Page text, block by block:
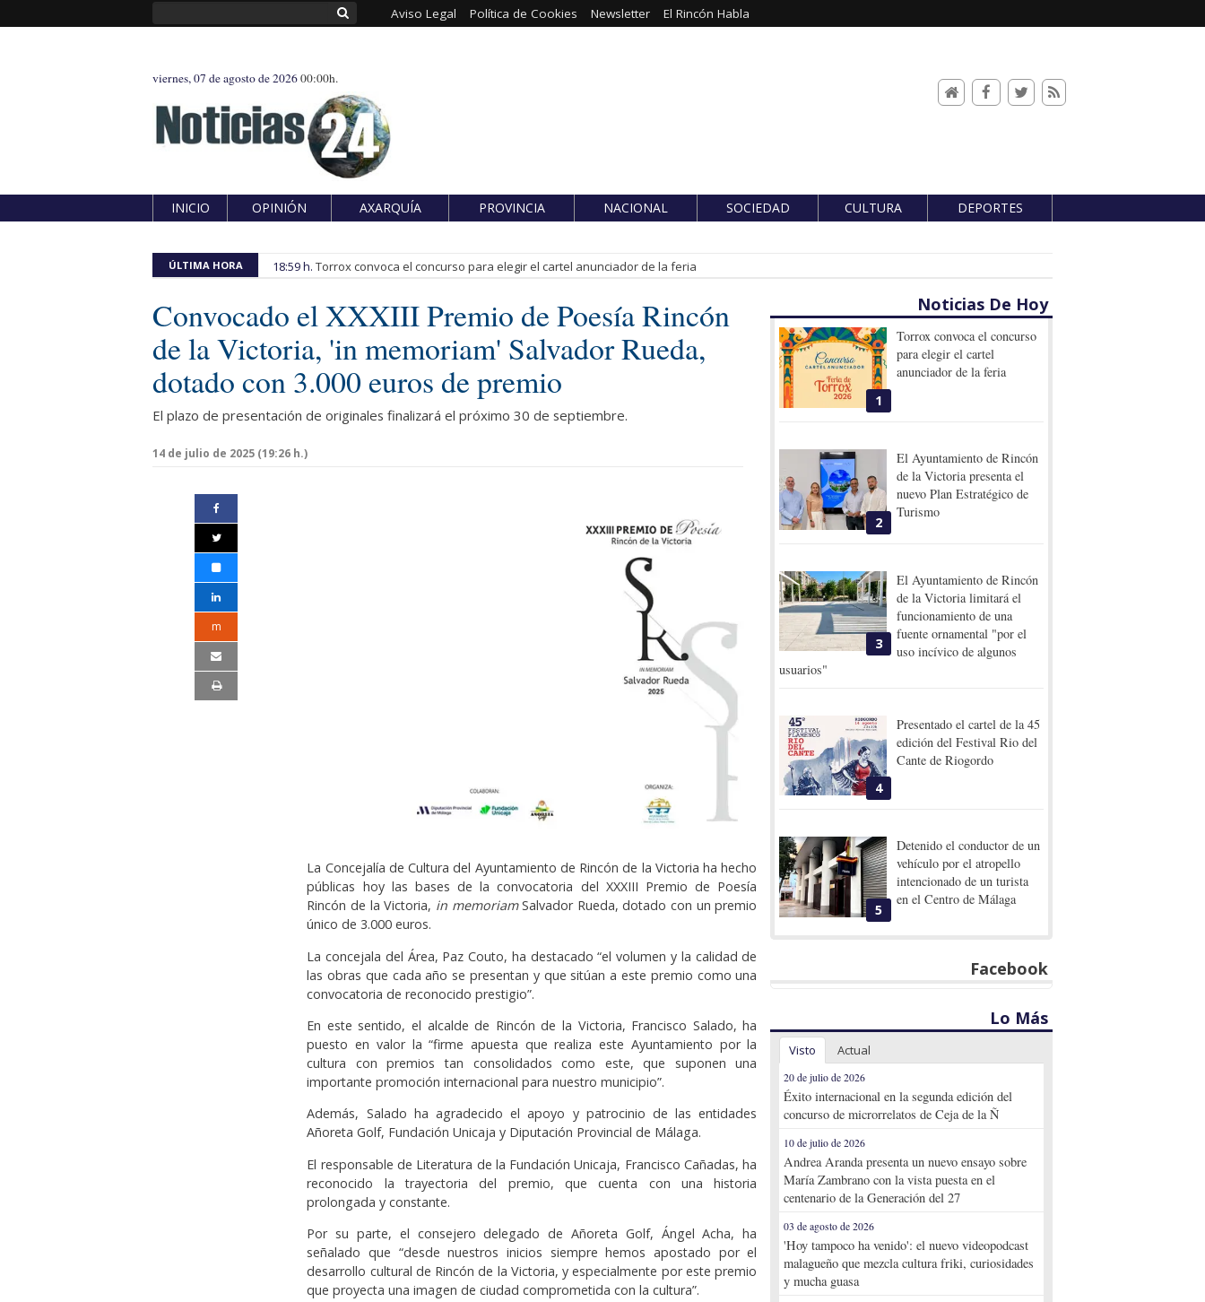
Aviso Legal Política de Cookies Newsletter El Rincón Habla
viernes, 07 de agosto de 202600:00h.
INICIO OPINIÓN AXARQUÍA PROVINCIA NACIONAL SOCIEDAD CULTURA DEPORTES
ÚLTIMA HORA 18:59 h. Torrox convoca el concurso para elegir el cartel anunciador de la feria
Convocado el XXXIII Premio de Poesía Rincón
de la Victoria, 'in memoriam' Salvador Rueda,
dotado con 3.000 euros de premio
El plazo de presentación de originales finalizará el próximo 30 de septiembre.
14 de julio de 2025 (19:26 h.)
m
La Concejalía de Cultura del Ayuntamiento de Rincón de la Victoria ha hecho
públicas hoy las bases de la convocatoria del XXXIII Premio de Poesía
Rincón de la Victoria, in memoriamSalvador Rueda, dotado con un premio
único de 3.000 euros.
La concejala del Área, Paz Couto, ha destacado “el volumen y la calidad de
las obras que cada año se presentan y que sitúan a este premio como una
convocatoria de reconocido prestigio”.
En este sentido, el alcalde de Rincón de la Victoria, Francisco Salado, ha
puesto en valor la “firme apuesta que realiza este Ayuntamiento por la
cultura con premios tan consolidados como este, que suponen una
importante promoción internacional para nuestro municipio”.
Además, Salado ha agradecido el apoyo y patrocinio de las entidades
Añoreta Golf, Fundación Unicaja y Diputación Provincial de Málaga.
El responsable de Literatura de la Fundación Unicaja, Francisco Cañadas, ha
reconocido la trayectoria del premio, que cuenta con una historia
prolongada y constante.
Por su parte, el consejero delegado de Añoreta Golf, Ángel Acha, ha
señalado que “desde nuestros inicios siempre hemos apostado por el
desarrollo cultural de Rincón de la Victoria, y especialmente por este premio
que proyecta una imagen de ciudad comprometida con la cultura”.
Noticias De Hoy
1
Torrox convoca el concurso
para elegir el cartel
anunciador de la feria
2
El Ayuntamiento de Rincón
de la Victoria presenta el
nuevo Plan Estratégico de
Turismo
3
El Ayuntamiento de Rincón
de la Victoria limitará el
funcionamiento de una
fuente ornamental "por el
uso incívico de algunos
usuarios"
4
Presentado el cartel de la 45
edición del Festival Rio del
Cante de Riogordo
5
Detenido el conductor de un
vehículo por el atropello
intencionado de un turista
en el Centro de Málaga
Facebook
Lo Más
Visto Actual
20 de julio de 2026
Éxito internacional en la segunda edición del
concurso de microrrelatos de Ceja de la Ñ
10 de julio de 2026
Andrea Aranda presenta un nuevo ensayo sobre
María Zambrano con la vista puesta en el
centenario de la Generación del 27
03 de agosto de 2026
'Hoy tampoco ha venido': el nuevo videopodcast
malagueño que mezcla cultura friki, curiosidades
y mucha guasa